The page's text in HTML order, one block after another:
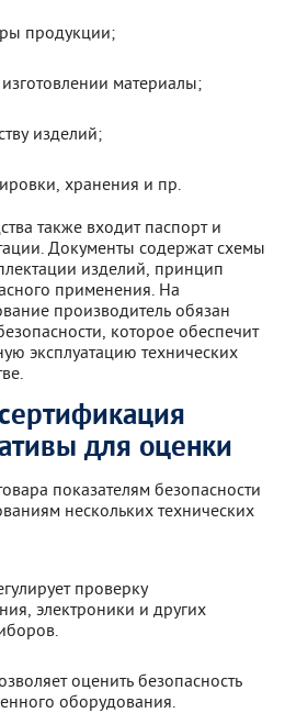
продукции;
материалы;
изделий;
хранения и пр.
также входит паспорт и
Документы содержат схемы
изделий, принцип
применения. На
производитель обязан
которое обеспечит
эксплуатацию технических
для оценки
показателям безопасности
нескольких технических
проверку
электроники и других
оценить безопасность
оборудования.